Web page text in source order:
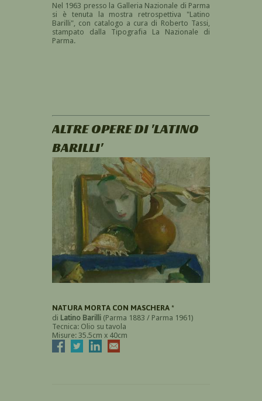
Nel 1963 presso la Galleria Nazionale di Parma
si è tenuta la mostra retrospettiva "Latino
Barilli", con catalogo a cura di Roberto Tassi,
stampato dalla Tipografia La Nazionale di
Parma.
ALTRE OPERE DI 'LATINO
BARILLI'
NATURA MORTA CON MASCHERA *
di Latino Barilli (Parma 1883 / Parma 1961)
Tecnica: Olio su tavola
Misure: 35.5cm x 40cm